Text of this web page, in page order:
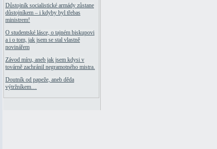
Důstojník socialistické armády zůstane
důstojníkem – i kdyby byl třebas
ministrem!
O studentské lásce, o tajném biskupovi
a i o tom, jak jsem se stal vlastně
novinářem
Závod míru, aneb jak jsem kdysi v
továrně zachránil negramotného mistra.
Doutník od papeže, aneb děda
výtržníkem…